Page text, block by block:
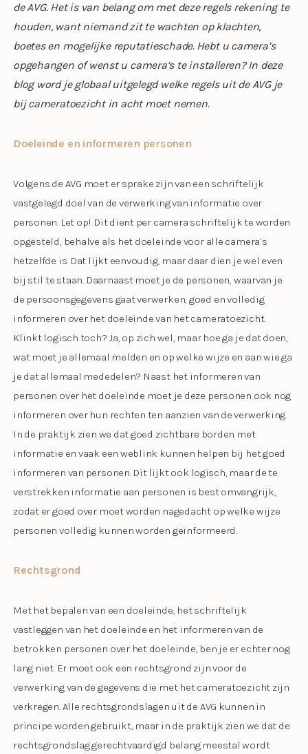
de AVG. Het is van belang om met deze regels rekening te
houden, want niemand zit te wachten op klachten,
boetes en mogelijke reputatieschade. Hebt u camera’s
opgehangen of wenst u camera’s te installeren? In deze
blog word je globaal uitgelegd welke regels uit de AVG je
bij cameratoezicht in acht moet nemen.
Doeleinde en informeren personen
Volgens de AVG moet er sprake zijn van een schriftelijk
vastgelegd doel van de verwerking van informatie over
personen. Let op! Dit dient per camera schriftelijk te worden
opgesteld, behalve als het doeleinde voor alle camera’s
hetzelfde is. Dat lijkt eenvoudig, maar daar dien je wel even
bij stil te staan. Daarnaast moet je de personen, waarvan je
de persoonsgegevens gaat verwerken, goed en volledig
informeren over het doeleinde van het cameratoezicht.
Klinkt logisch toch? Ja, op zich wel, maar hoe ga je dat doen,
wat moet je allemaal melden en op welke wijze en aan wie ga
je dat allemaal mededelen? Naast het informeren van
personen over het doeleinde moet je deze personen ook nog
informeren over hun rechten ten aanzien van de verwerking.
In de praktijk zien we dat goed zichtbare borden met
informatie en vaak een weblink kunnen helpen bij het goed
informeren van personen. Dit lijkt ook logisch, maar de te
verstrekken informatie aan personen is best omvangrijk,
zodat er goed over moet worden nagedacht op welke wijze
personen volledig kunnen worden geïnformeerd.
Rechtsgrond
Met het bepalen van een doeleinde, het schriftelijk
vastleggen van het doeleinde en het informeren van de
betrokken personen over het doeleinde, ben je er echter nog
lang niet. Er moet ook een rechtsgrond zijn voor de
verwerking van de gegevens die met het cameratoezicht zijn
verkregen. Alle rechtsgrondslagen uit de AVG kunnen in
principe worden gebruikt, maar in de praktijk zien we dat de
rechtsgrondslag gerechtvaardigd belang meestal wordt